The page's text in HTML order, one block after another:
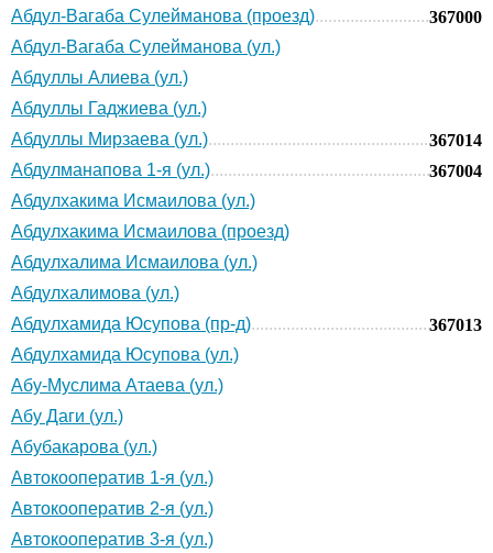
Абдул-Вагаба Сулейманова (проезд)
367000
Абдул-Вагаба Сулейманова (ул.)
Абдуллы Алиева (ул.)
Абдуллы Гаджиева (ул.)
Абдуллы Мирзаева (ул.)
367014
Абдулманапова 1-я (ул.)
367004
Абдулхакима Исмаилова (ул.)
Абдулхакима Исмаилова (проезд)
Абдулхалима Исмаилова (ул.)
Абдулхалимова (ул.)
Абдулхамида Юсупова (пр-д)
367013
Абдулхамида Юсупова (ул.)
Абу-Муслима Атаева (ул.)
Абу Даги (ул.)
Абубакарова (ул.)
Автокооператив 1-я (ул.)
Автокооператив 2-я (ул.)
Автокооператив 3-я (ул.)